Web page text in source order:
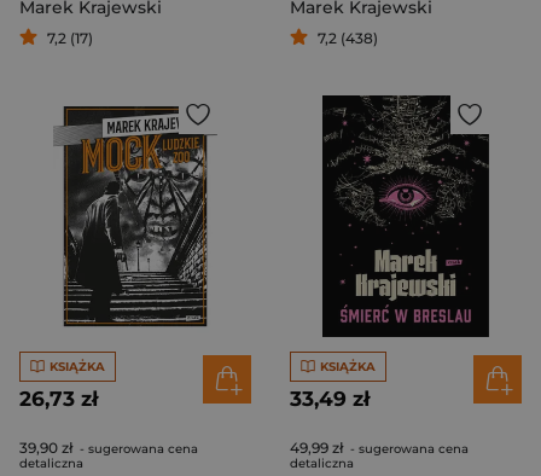
Marek Krajewski
7,2 (17)
Marek Krajewski
7,2 (438)
KSIĄŻKA
26,73 zł
39,90 zł - sugerowana cena
detaliczna
KSIĄŻKA
33,49 zł
49,99 zł - sugerowana cena
detaliczna